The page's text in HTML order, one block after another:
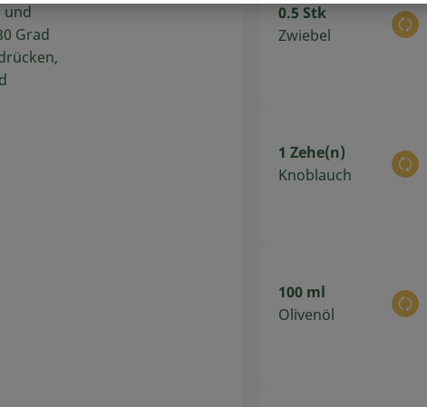
und
Grad
0.5 Stk
Zwiebel
1 Zehe(n)
Knoblauch
100 ml
Olivenöl